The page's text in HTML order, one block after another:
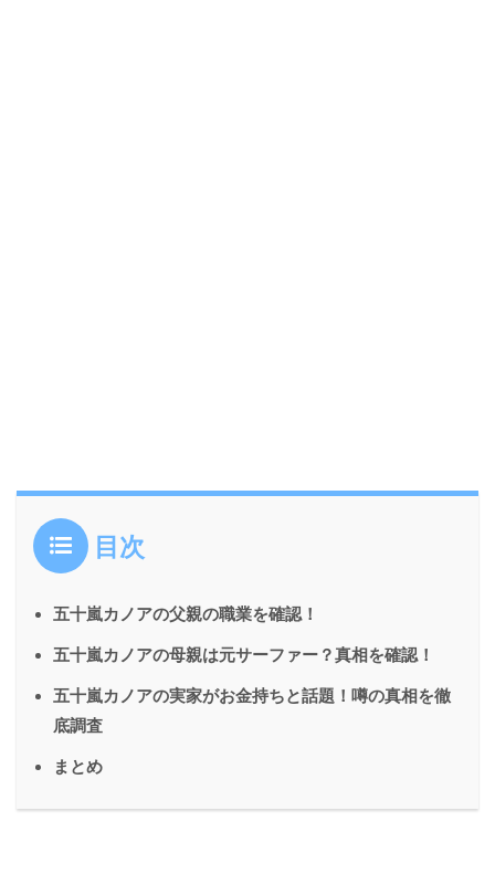
目次
五十嵐カノアの父親の職業を確認！
五十嵐カノアの母親は元サーファー？真相を確認！
五十嵐カノアの実家がお金持ちと話題！噂の真相を徹
底調査
まとめ